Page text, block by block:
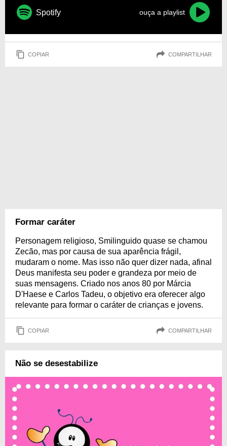
Spotify ouça a playlist
COPIAR COMPARTILHAR
Formar caráter
Personagem religioso, Smilinguido quase se chamou
Zecão, mas por causa de sua aparência frágil,
mudaram o nome. Mas isso não quer dizer nada, afinal
Deus manifesta seu poder e grandeza por meio de
suas mensagens. Criado nos anos 80 por Márcia
D'Haese e Carlos Tadeu, o objetivo era oferecer algo
relevante para formar o caráter de crianças e jovens.
COPIAR COMPARTILHAR
Não se desestabilize